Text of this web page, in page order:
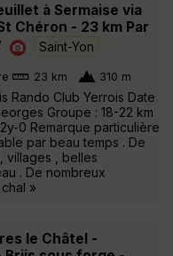
à Sermaise via
Chéron - 23 km Par
Saint-Yon
23 km 310 m
Rando Club Yerrois Date
Groupe : 18-22 km
0 Remarque particulière
par beau temps . De
villages , belles
. De nombreux
»
le Châtel -